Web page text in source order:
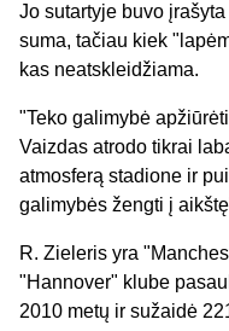
Jo sutartyje buvo
suma, tačiau kiek
kas neatskleidžiama.
"Teko galimybė
Vaizdas atrodo tikrai
atmosferą stadione ir
galimybės žengti į
R. Zieleris yra
"Hannover" klube
2010 metų ir sužaidė